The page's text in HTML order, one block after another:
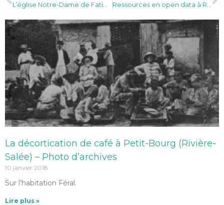
L’église Notre-Dame de Fatima Ressources en open data à Rivière-Salée
La décortication de café à Petit-Bourg (Rivière-
Salée) – Photo d’archives
10 janvier 2018
Sur l’habitation Féral.
Lire plus »